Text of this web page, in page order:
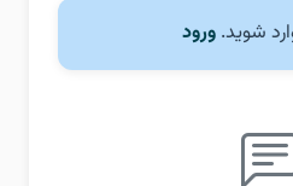
شوید. ورود